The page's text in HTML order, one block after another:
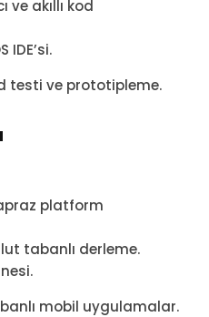
ve akıllı kod
IDE’si.
testi ve prototipleme.
platform
tabanlı derleme.
mobil uygulamalar.